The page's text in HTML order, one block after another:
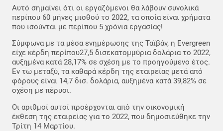
Αυτό σημαίνει ότι οι εργαζόμενοι θα λάβουν συνολικά
περίπου 60 μήνες μισθού το 2022, τα οποία είναι χρήματα
που ισούνται με περίπου 5 χρόνια εργασίας!
Σύμφωνα με τα μέσα ενημέρωσης της Ταϊβάν, η Evergreen
είχε κέρδη περίπου27,5 δισεκατομμύρια δολάρια το 2022,
αυξημένα κατά 28,17% σε σχέση με το προηγούμενο έτος.
Εν τω μεταξύ, τα καθαρά κέρδη της εταιρείας μετά από
φόρους είναι 14,7 δισ. δολάρια, αυξημένα κατά 39,82% σε
σχέση με πέρυσι.
Οι αριθμοί αυτοί προέρχονται από την οικονομική
έκθεση της εταιρείας για το 2022, που δημοσιεύθηκε την
Τρίτη 14 Μαρτίου.